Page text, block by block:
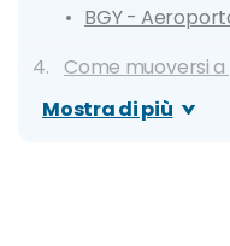
BGY -
Come muoversi a
Con i servizi sharing
Mostra di più